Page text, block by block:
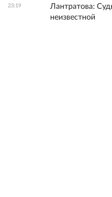
23:19
Лантратова:
неизвестной